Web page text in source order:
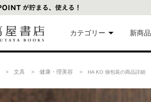
カテゴリー
美術品
新商品
> 文具 > 健康・理美容 > HA KO 個包装の商品詳細